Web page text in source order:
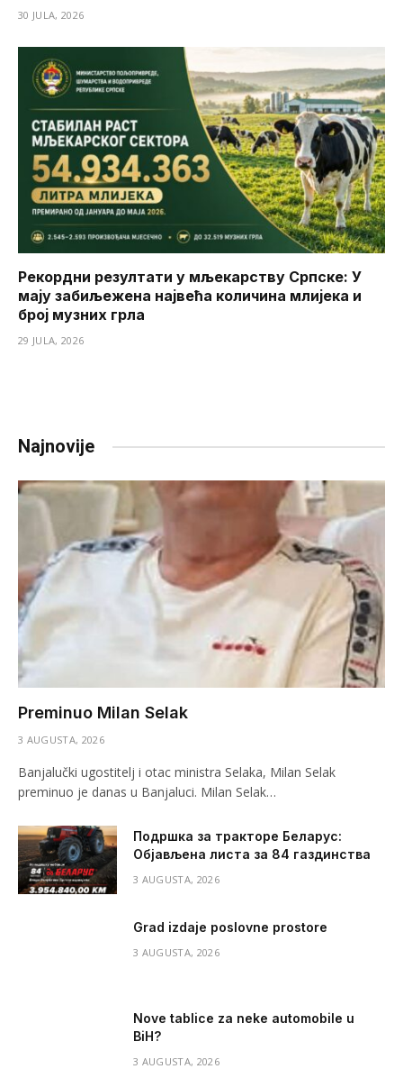
30 JULA, 2026
Рекордни резултати у мљекарству Српске: У
мају забиљежена највећа количина млијека и
број музних грла
29 JULA, 2026
Najnovije
Preminuo Milan Selak
3 AUGUSTA, 2026
Banjalučki ugostitelj i otac ministra Selaka, Milan Selak
preminuo je danas u Banjaluci. Milan Selak…
Подршка за тракторе Беларус:
Објављена листа за 84 газдинства
3 AUGUSTA, 2026
Grad izdaje poslovne prostore
3 AUGUSTA, 2026
Nove tablice za neke automobile u
BiH?
3 AUGUSTA, 2026